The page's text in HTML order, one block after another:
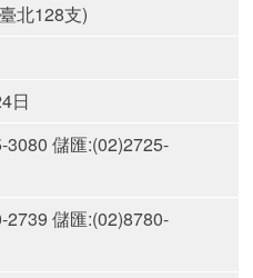
北128支)
日
3080 儲匯:(02)2725-
2739 儲匯:(02)8780-